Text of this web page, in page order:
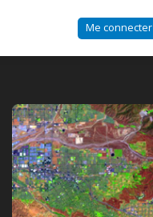
Me connecter